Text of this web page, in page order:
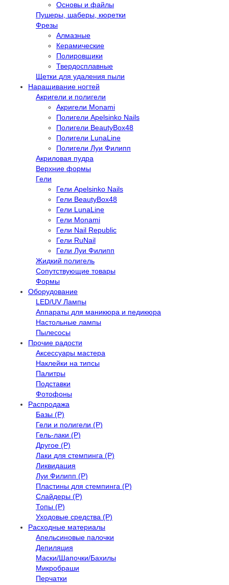
Основы и файлы
Пушеры, шаберы, кюретки
Фрезы
Алмазные
Керамические
Полировщики
Твердосплавные
Щетки для удаления пыли
Наращивание ногтей
Акригели и полигели
Акригели Monami
Полигели Apelsinko Nails
Полигели BeautyBox48
Полигели LunaLine
Полигели Луи Филипп
Акриловая пудра
Верхние формы
Гели
Гели Apelsinko Nails
Гели BeautyBox48
Гели LunaLine
Гели Monami
Гели Nail Republic
Гели RuNail
Гели Луи Филипп
Жидкий полигель
Сопутствующие товары
Формы
Оборудование
LED/UV Лампы
Аппараты для маникюра и педикюра
Настольные лампы
Пылесосы
Прочие радости
Аксессуары мастера
Наклейки на типсы
Палитры
Подставки
Фотофоны
Распродажа
Базы (Р)
Гели и полигели (Р)
Гель-лаки (Р)
Другое (Р)
Лаки для стемпинга (Р)
Ликвидация
Луи Филипп (Р)
Пластины для стемпинга (Р)
Слайдеры (Р)
Топы (Р)
Уходовые средства (Р)
Расходные материалы
Апельсиновые палочки
Депиляция
Маски/Шапочки/Бахилы
Микробраши
Перчатки